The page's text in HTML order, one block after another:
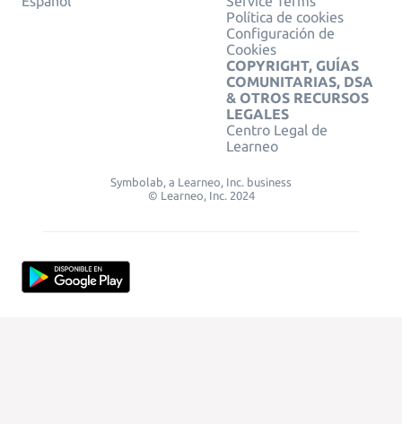
Política de cookies
Configuración de
Cookies
COPYRIGHT, GUÍAS
COMUNITARIAS, DSA
& OTROS RECURSOS
LEGALES
Centro Legal de
Learneo
Symbolab, a Learneo, Inc. business
© Learneo, Inc. 2024